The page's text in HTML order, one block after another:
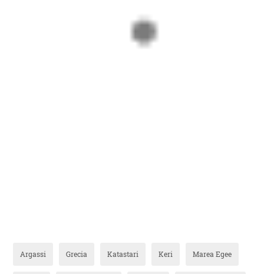
Argassi Grecia Katastari Keri Marea Egee